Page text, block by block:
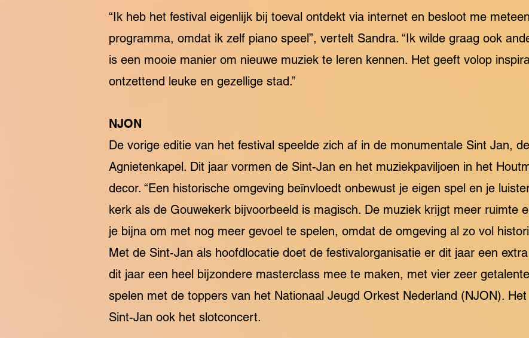
“Ik heb het festival eigenlijk bij toeval ontdekt via internet en besloot me
programma, omdat ik zelf piano speel”, vertelt Sandra. “Ik wilde graag ook
is een mooie manier om nieuwe muziek te leren kennen. Het geeft volop
ontzettend leuke en gezellige stad.”
NJON
De vorige editie van het festival speelde zich af in de monumentale Sint Jan,
Agnietenkapel. Dit jaar vormen de Sint-Jan en het muziekpaviljoen in het
decor. “Een historische omgeving beïnvloedt onbewust je eigen spel en je
kerk als de Gouwekerk bijvoorbeeld is magisch. De muziek krijgt meer ruimte
je bijna om met nog meer gevoel te spelen, omdat de omgeving al zo vol
Met de Sint-Jan als hoofdlocatie doet de festivalorganisatie er dit jaar een
dit jaar een heel bijzondere masterclass mee te maken, met vier zeer
spelen met de toppers van het Nationaal Jeugd Orkest Nederland (NJON).
Sint-Jan ook het slotconcert.